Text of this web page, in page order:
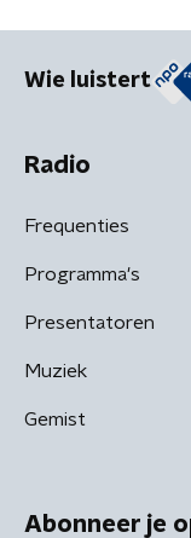
Wie luistert
Radio
Frequenties
Programma's
Presentatoren
Muziek
Gemist
Abonneer je